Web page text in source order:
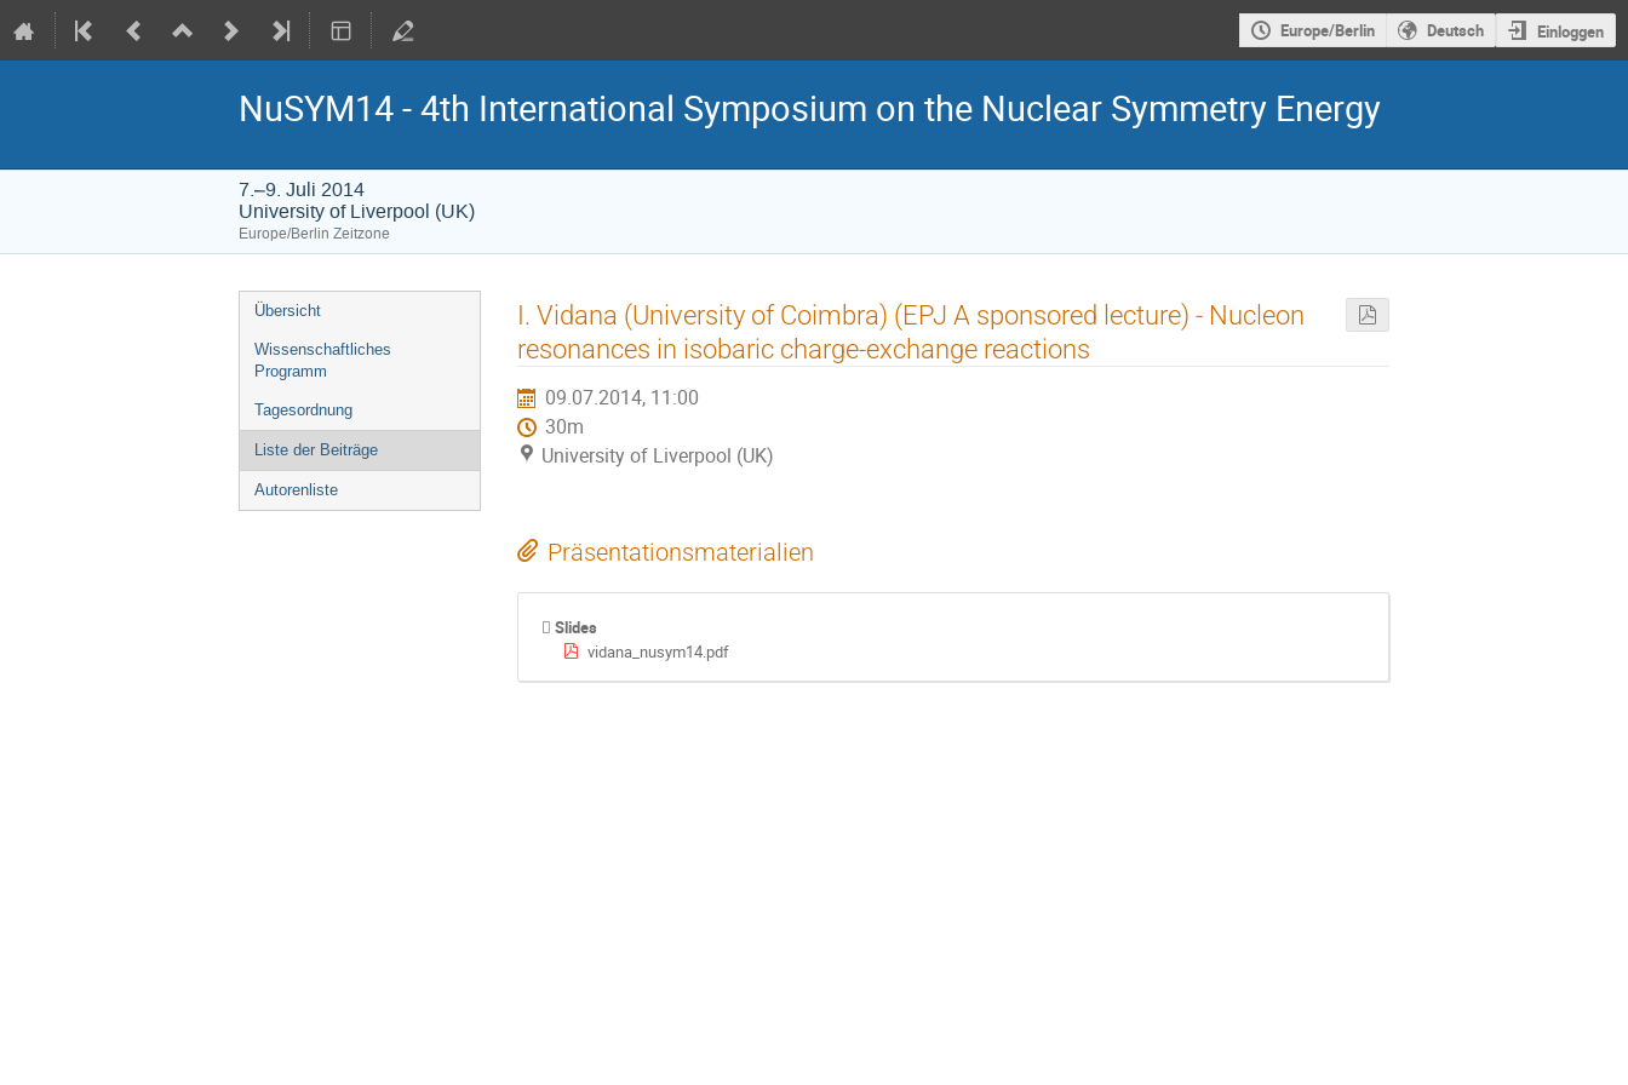
Europe/Berlin Deutsch Einloggen
NuSYM14 - 4th International Symposium on the Nuclear Symmetry Energy
7.–9. Juli 2014
University of Liverpool (UK)
Europe/Berlin Zeitzone
Veranstaltungsmenü
Übersicht
Wissenschaftliches
Programm
Tagesordnung
Liste der Beiträge
Autorenliste
I. Vidana (University of Coimbra) (EPJ A sponsored lecture) - Nucleon
resonances in isobaric charge-exchange reactions
09.07.2014, 11:00
30m
University of Liverpool (UK)
Präsentationsmaterialien
Slides
vidana_nusym14.pdf